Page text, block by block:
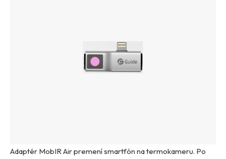
Adaptér MobIR Air premení smartfón na termokameru. Po